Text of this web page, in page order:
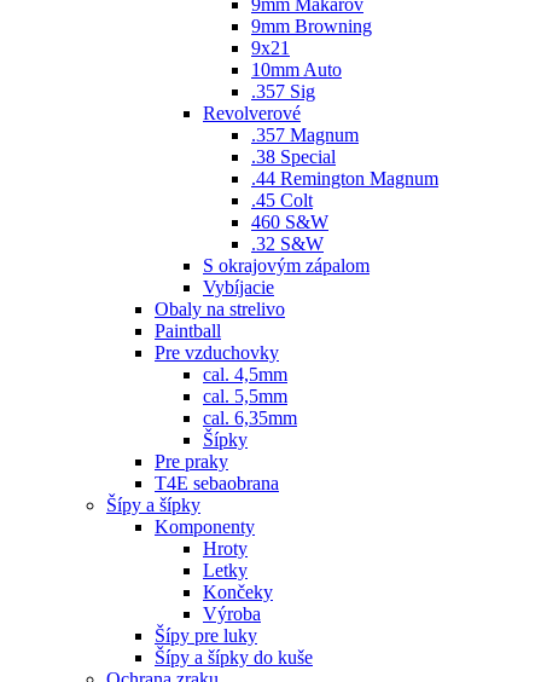
9mm Browning
9x21
10mm Auto
.357 Sig
Revolverové
.357 Magnum
.38 Special
.44 Remington Magnum
.45 Colt
460 S&W
.32 S&W
S okrajovým zápalom
Vybíjacie
Obaly na strelivo
Paintball
Pre vzduchovky
cal. 4,5mm
cal. 5,5mm
cal. 6,35mm
Šípky
Pre praky
T4E sebaobrana
Šípy a šípky
Komponenty
Hroty
Letky
Končeky
Výroba
Šípy pre luky
Šípy a šípky do kuše